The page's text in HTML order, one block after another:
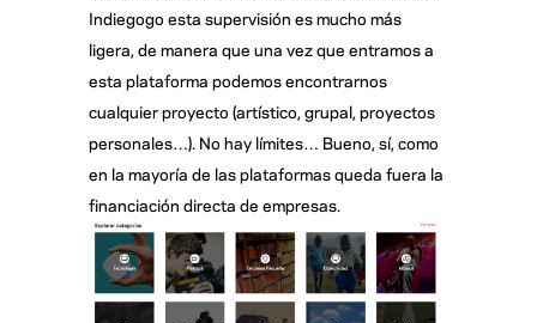
Indiegogo esta supervisión es mucho más
ligera, de manera que una vez que entramos a
esta plataforma podemos encontrarnos
cualquier proyecto (artístico, grupal, proyectos
personales…). No hay límites… Bueno, sí, como
en la mayoría de las plataformas queda fuera la
financiación directa de empresas.